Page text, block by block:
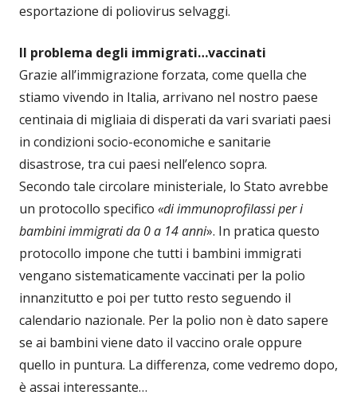
esportazione di poliovirus selvaggi.
Il problema degli immigrati…vaccinati
Grazie all’immigrazione forzata, come quella che
stiamo vivendo in Italia, arrivano nel nostro paese
centinaia di migliaia di disperati da vari svariati paesi
in condizioni socio-economiche e sanitarie
disastrose, tra cui paesi nell’elenco sopra.
Secondo tale circolare ministeriale, lo Stato avrebbe
un protocollo specifico «di immunoprofilassi per i
bambini immigrati da 0 a 14 anni». In pratica questo
protocollo impone che tutti i bambini immigrati
vengano sistematicamente vaccinati per la polio
innanzitutto e poi per tutto resto seguendo il
calendario nazionale. Per la polio non è dato sapere
se ai bambini viene dato il vaccino orale oppure
quello in puntura. La differenza, come vedremo dopo,
è assai interessante…